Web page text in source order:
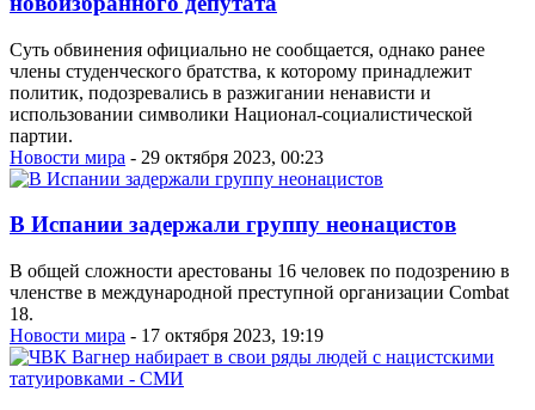
Суть обвинения официально не сообщается, однако ранее
члены студенческого братства, к которому принадлежит
политик, подозревались в разжигании ненависти и
использовании символики Национал-социалистической
партии.
Новости мира - 29 октября 2023, 00:23
В Испании задержали группу неонацистов
В общей сложности арестованы 16 человек по подозрению в
членстве в международной преступной организации Combat
18.
Новости мира - 17 октября 2023, 19:19